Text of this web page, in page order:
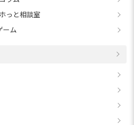
っと相談室
ーム